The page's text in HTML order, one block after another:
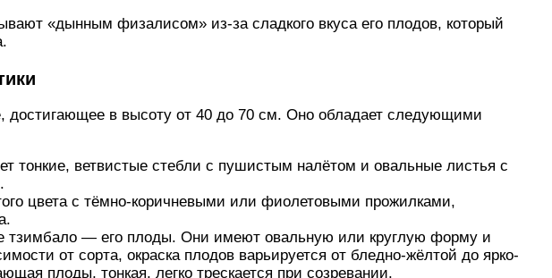
«дынным физалисом» из-за сладкого вкуса его плодов, который
достигающее в высоту от 40 до 70 см. Оно обладает следующими
тонкие, ветвистые стебли с пушистым налётом и овальные листья с
цвета с тёмно-коричневыми или фиолетовыми прожилками,
тзимбало — его плоды. Они имеют овальную или круглую форму и
от сорта, окраска плодов варьируется от бледно-жёлтой до ярко-
плоды, тонкая, легко трескается при созревании.